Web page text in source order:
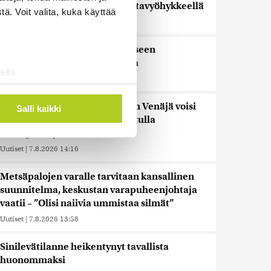
Voit valita, kuka käyttää
. Voit muuttaa
tukemiseen
alan
tietoja muihin tietoihin, joita
siirtää ulkomaille.
Salli kaikki
afrikkalaisen sikaruton tartuntavyöhykkeellä
Somejättejä vaaditaan vastuuseen
riippuvuuden aiheuttamisesta
WSJ: Tiedustelutiedon mukaan Venäjä voisi
testata Naton kestävyyttä rajatulla
Uutiset | 7.8.2026 14:16
Metsäpalojen varalle tarvitaan kansallinen
suunnitelma, keskustan varapuheenjohtaja
vaatii – ”Olisi naiivia ummistaa silmät”
Uutiset | 7.8.2026 13:58
Sinilevätilanne heikentynyt tavallista
huonommaksi